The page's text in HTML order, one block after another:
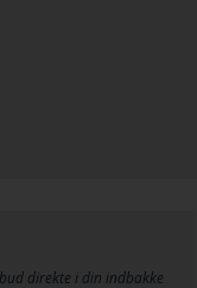
direkte i din indbakke